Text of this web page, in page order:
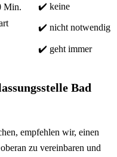
Min. ✔️ keine
✔️ nicht notwendig
✔️ geht immer
Bad
empfehlen wir, einen
zu vereinbaren und